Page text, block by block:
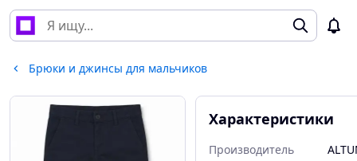
Брюки и джинсы для мальчиков
Характеристики
Производитель